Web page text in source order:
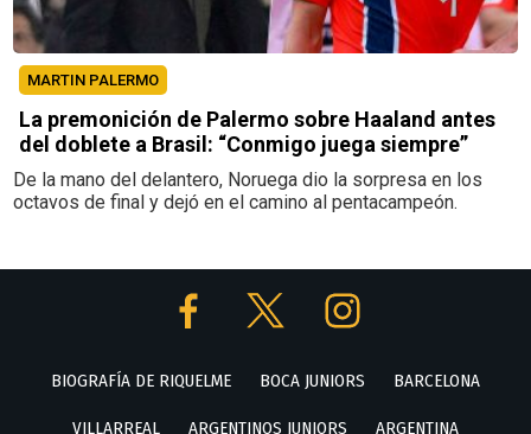
MARTIN PALERMO
La premonición de Palermo sobre Haaland antes
del doblete a Brasil: “Conmigo juega siempre”
De la mano del delantero, Noruega dio la sorpresa en los
octavos de final y dejó en el camino al pentacampeón.
BIOGRAFÍA DE RIQUELME BOCA JUNIORS BARCELONA
VILLARREAL ARGENTINOS JUNIORS ARGENTINA